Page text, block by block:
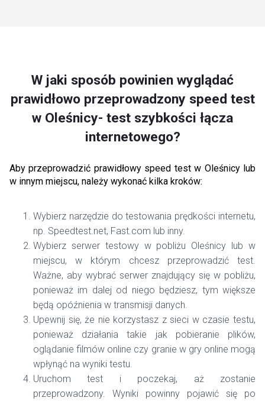
W jaki sposób powinien wyglądać
prawidłowo przeprowadzony speed test
w Oleśnicy- test szybkości łącza
internetowego?
Aby przeprowadzić prawidłowy speed test w Oleśnicy lub
w innym miejscu, należy wykonać kilka kroków:
Wybierz narzędzie do testowania prędkości internetu,
np. Speedtest.net, Fast.com lub inny.
Wybierz serwer testowy w pobliżu Oleśnicy lub w
miejscu, w którym chcesz przeprowadzić test.
Ważne, aby wybrać serwer znajdujący się w pobliżu,
ponieważ im dalej od niego będziesz, tym większe
będą opóźnienia w transmisji danych.
Upewnij się, że nie korzystasz z sieci w czasie testu,
ponieważ działania takie jak pobieranie plików,
oglądanie filmów online czy granie w gry online mogą
wpłynąć na wyniki testu.
Uruchom test i poczekaj, aż zostanie
przeprowadzony. Wyniki powinny pojawić się po